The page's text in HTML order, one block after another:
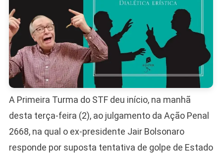
A Primeira Turma do STF deu início, na manhã
desta terça-feira (2), ao julgamento da Ação Penal
2668, na qual o ex-presidente Jair Bolsonaro
responde por suposta tentativa de golpe de Estado